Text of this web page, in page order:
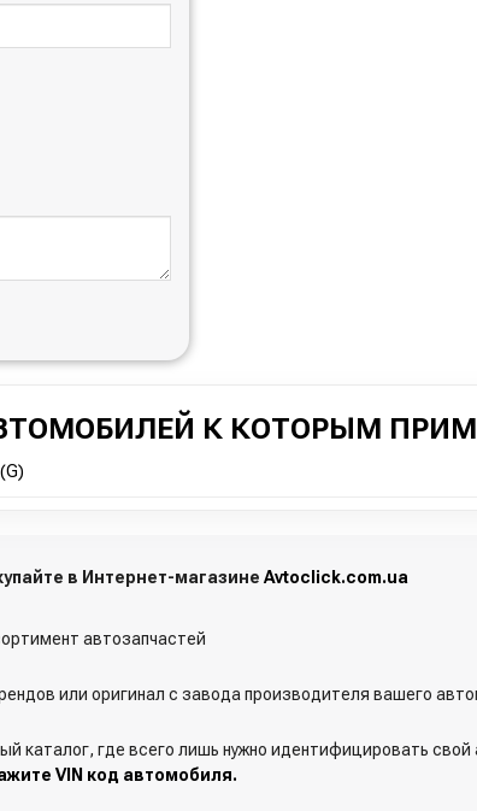
К КОТОРЫМ
в Интернет-магазине Avtoclick.com.ua
автозапчастей
или оригинал с завода производителя вашего
каталог, где всего лишь нужно идентифицировать
VIN код автомобиля.